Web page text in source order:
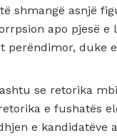
shmangë asnjë
apo pjesë e
perëndimor, duke
se retorika
e fushatës
e kandidatëve